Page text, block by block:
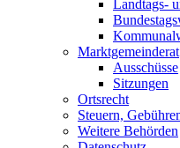
Landtags-
Marktgemeinderat
Ausschüsse
Sitzungen
Ortsrecht
Steuern,
Weitere Behörden